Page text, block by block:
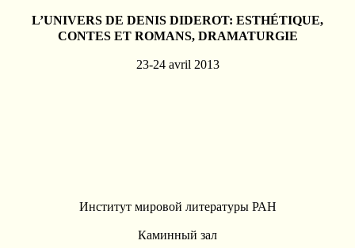
L’UNIVERS DE DENIS DIDEROT: ESTHÉTIQUE,
CONTES ET ROMANS, DRAMATURGIE
23-24 avril 2013
Институт мировой литературы РАН
Каминный зал